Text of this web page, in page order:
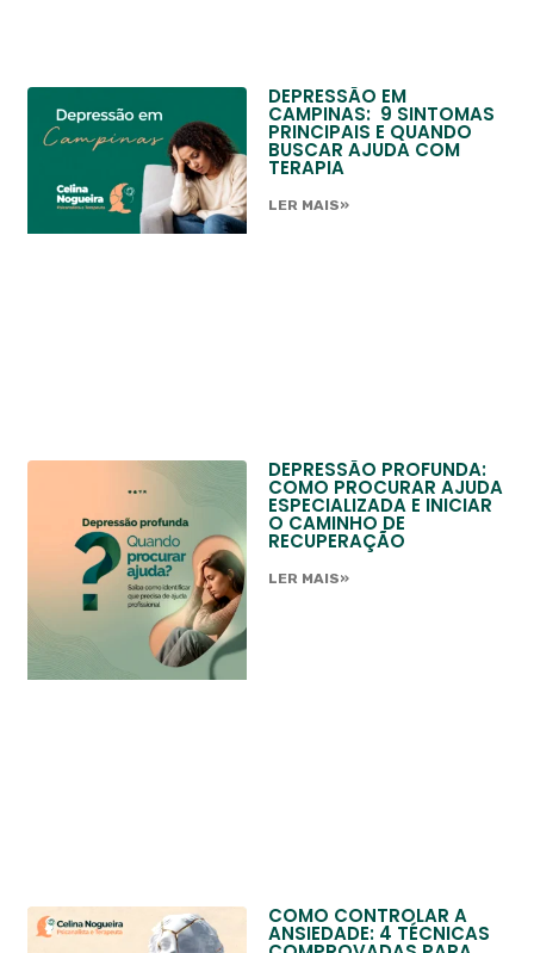
DEPRESSÃO EM
CAMPINAS: 9 SINTOMAS
PRINCIPAIS E QUANDO
BUSCAR AJUDA COM
TERAPIA
LER MAIS»
DEPRESSÃO PROFUNDA:
COMO PROCURAR AJUDA
ESPECIALIZADA E INICIAR
O CAMINHO DE
RECUPERAÇÃO
LER MAIS»
COMO CONTROLAR A
ANSIEDADE: 4 TÉCNICAS